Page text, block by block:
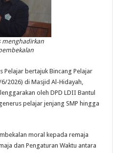
menghadirkan
Pelajar bertajuk Bincang Pelajar
2026) di Masjid Al-Hidayah,
oleh DPD LDII Bantul
pelajar jenjang SMP hingga
moral kepada remaja
dan Pengaturan Waktu antara